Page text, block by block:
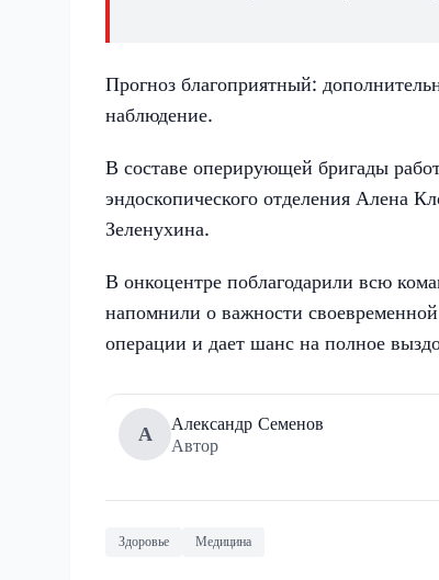
Прогноз благоприятный:
наблюдение.
В составе оперирующей бригады
эндоскопического отделения Алена
Зеленухина.
В онкоцентре поблагодарили всю
напомнили о важности
операции и дает шанс на полное
А
Александр Семенов
Автор
Здоровье Медицина